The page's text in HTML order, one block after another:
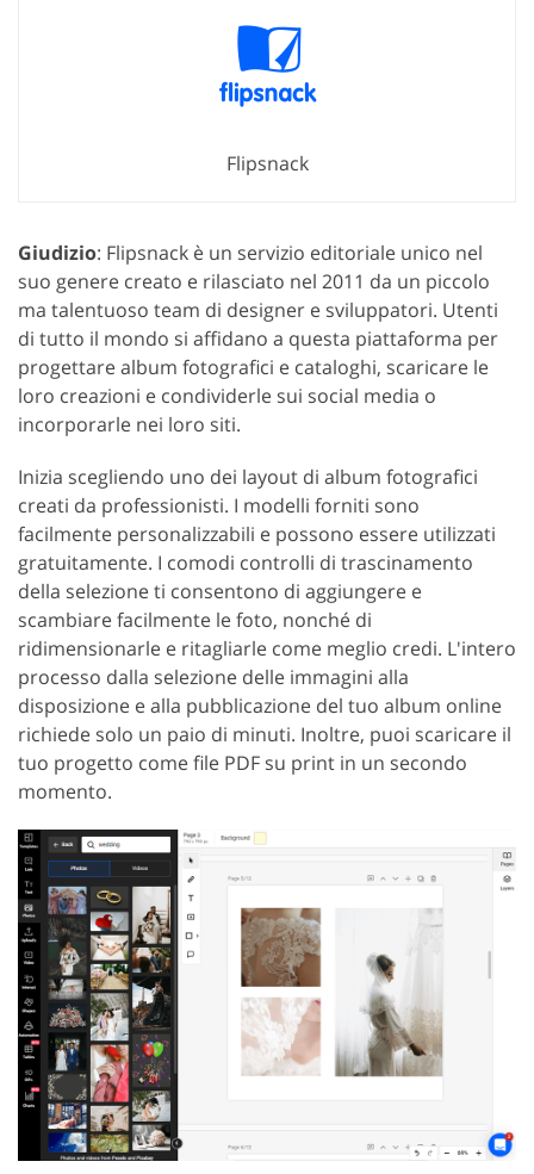
Flipsnack
Giudizio: Flipsnack è un servizio editoriale unico nel
suo genere creato e rilasciato nel 2011 da un piccolo
ma talentuoso team di designer e sviluppatori. Utenti
di tutto il mondo si affidano a questa piattaforma per
progettare album fotografici e cataloghi, scaricare le
loro creazioni e condividerle sui social media o
incorporarle nei loro siti.
Inizia scegliendo uno dei layout di album fotografici
creati da professionisti. I modelli forniti sono
facilmente personalizzabili e possono essere utilizzati
gratuitamente. I comodi controlli di trascinamento
della selezione ti consentono di aggiungere e
scambiare facilmente le foto, nonché di
ridimensionarle e ritagliarle come meglio credi. L'intero
processo dalla selezione delle immagini alla
disposizione e alla pubblicazione del tuo album online
richiede solo un paio di minuti. Inoltre, puoi scaricare il
tuo progetto come file PDF su print in un secondo
momento.